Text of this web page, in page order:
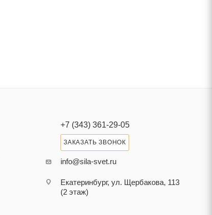
+7 (343) 361-29-05
ЗАКАЗАТЬ ЗВОНОК
info@sila-svet.ru
Екатеринбург, ул. Щербакова, 113
(2 этаж)